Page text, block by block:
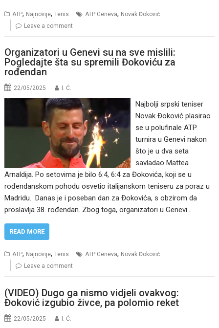
ATP, Najnovije,Tenis ATP Geneva, Novak Đoković
Leave a comment
Organizatori u Genevi su na sve mislili:
Pogledajte šta su spremili Đokoviću za
rođendan
22/05/2025 I. Ć.
Najbolji srpski teniser
Novak Đoković plasirao
se u polufinale ATP
turnira u Genevi nakon
što je u dva seta
savladao Mattea
Arnaldija. Po setovima je bilo 6:4, 6:4 za Đokovića, koji se u
rođendanskom pohodu osvetio italijanskom teniseru za poraz u
Madridu. Danas je i poseban dan za Đokovića, s obzirom da
proslavlja 38. rođendan. Zbog toga, organizatori u Genevi…
READ MORE
ATP, Najnovije,Tenis ATP Geneva, Novak Đoković
Leave a comment
(VIDEO) Dugo ga nismo vidjeli ovakvog:
Đoković izgubio živce, pa polomio reket
22/05/2025 I. Ć.